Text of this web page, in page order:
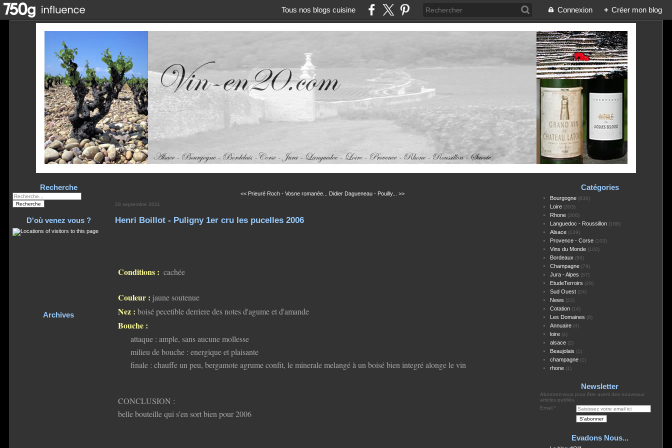
Tous nos blogs cuisine Connexion + Créer mon blog
Recherche
D'où venez vous ?
Archives
<< Prieuré Roch - Vosne romanée... Didier Dagueneau - Pouilly... >>
28 septembre 2011
Henri Boillot - Puligny 1er cru les pucelles 2006
Conditions : cachée
Couleur : jaune soutenue
Nez : boisé pecetible derriere des notes d'agume et d'amande
Bouche :
attaque : ample, sans aucune mollesse
milieu de bouche : energique et plaisante
finale : chauffe un peu, bergamote agrume confit, le minerale melangé à un boisé bien integré alonge le vin
CONCLUSION :
belle bouteille qui s'en sort bien pour 2006
Catégories
Bourgogne(836)
Loire(393)
Rhone(306)
Languedoc - Roussillon(188)
Alsace(139)
Provence - Corse(103)
Vins du Monde(102)
Bordeaux (96)
Champagne(79)
Jura - Alpes (57)
EtudeTerroirs (29)
Sud Ouest(24)
News (22)
Cotation(14)
Les Domaines (9)
Annuaire(4)
loire(4)
alsace(2)
Beaujolais (1)
champagne(1)
rhone(1)
Newsletter
Abonnez-vous pour être averti des nouveaux
articles publiés.
Email
Evadons Nous...